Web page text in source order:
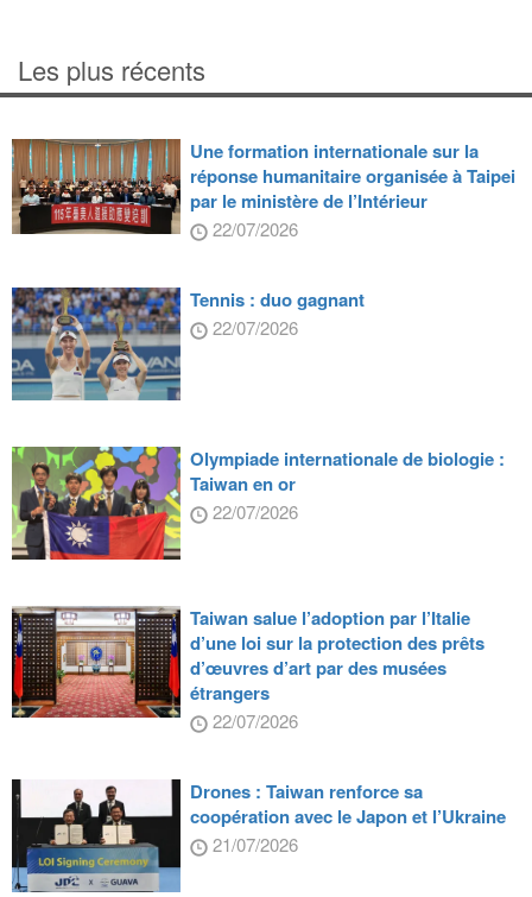
Les plus récents
Une formation internationale sur la
réponse humanitaire organisée à Taipei
par le ministère de l’Intérieur
22/07/2026
Tennis : duo gagnant
22/07/2026
Olympiade internationale de biologie :
Taiwan en or
22/07/2026
Taiwan salue l’adoption par l’Italie
d’une loi sur la protection des prêts
d’œuvres d’art par des musées
étrangers
22/07/2026
Drones : Taiwan renforce sa
coopération avec le Japon et l’Ukraine
21/07/2026